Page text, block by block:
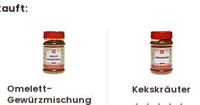
Omelett-
Gewürzmischung
Kekskräuter